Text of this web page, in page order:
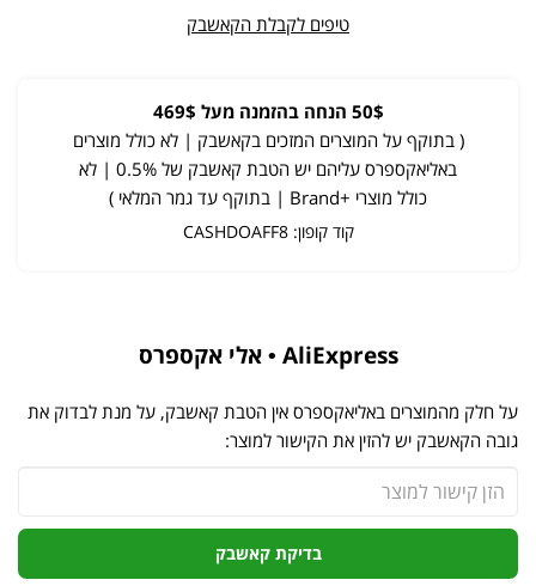
טיפים לקבלת הקאשבק
50$ הנחה בהזמנה מעל 469$
( בתוקף על המוצרים המזכים בקאשבק | לא כולל מוצרים
באליאקספרס עליהם יש הטבת קאשבק של 0.5% | לא
כולל מוצרי +Brand | בתוקף עד גמר המלאי )
קוד קופון: CASHDOAFF8
AliExpress • אלי אקספרס
על חלק מהמוצרים באליאקספרס אין הטבת קאשבק, על מנת לבדוק את
גובה הקאשבק יש להזין את הקישור למוצר:
בדיקת קאשבק